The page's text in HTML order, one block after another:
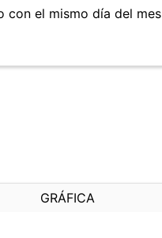
con el mismo día del mes
GRÁFICA